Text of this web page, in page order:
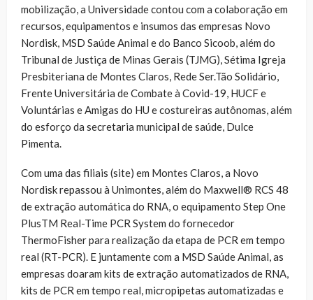
mobilização, a Universidade contou com a colaboração em
recursos, equipamentos e insumos das empresas Novo
Nordisk, MSD Saúde Animal e do Banco Sicoob, além do
Tribunal de Justiça de Minas Gerais (TJMG), Sétima Igreja
Presbiteriana de Montes Claros, Rede Ser.Tão Solidário,
Frente Universitária de Combate à Covid-19, HUCF e
Voluntárias e Amigas do HU e costureiras autônomas, além
do esforço da secretaria municipal de saúde, Dulce
Pimenta.
Com uma das filiais (site) em Montes Claros, a Novo
Nordisk repassou à Unimontes, além do Maxwell® RCS 48
de extração automática do RNA, o equipamento Step One
PlusTM Real-Time PCR System do fornecedor
ThermoFisher para realização da etapa de PCR em tempo
real (RT-PCR). E juntamente com a MSD Saúde Animal, as
empresas doaram kits de extração automatizados de RNA,
kits de PCR em tempo real, micropipetas automatizadas e